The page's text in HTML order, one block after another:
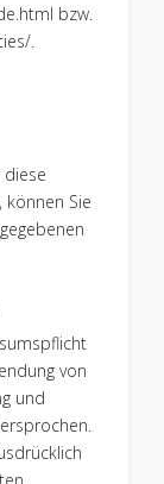
bzw.
.
diese
Sie
von
und